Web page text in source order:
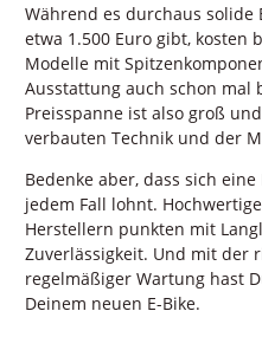
Während es durchaus solide
etwa 1.500 Euro gibt, kosten
Modelle mit
Ausstattung auch schon mal
Preisspanne ist also groß
verbauten Technik und der
Bedenke aber, dass sich
jedem Fall lohnt.
Herstellern punkten mit
Zuverlässigkeit. Und mit der
regelmäßiger Wartung hast
Deinem neuen E-Bike.